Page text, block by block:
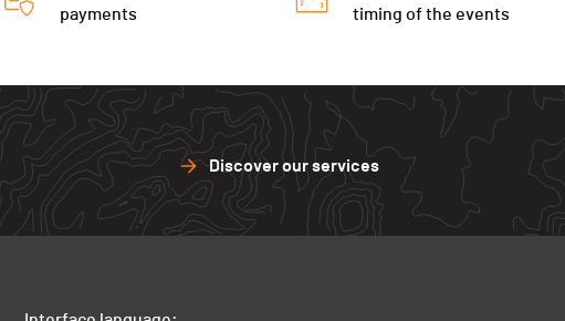
payments
timing of the events
Discover our services